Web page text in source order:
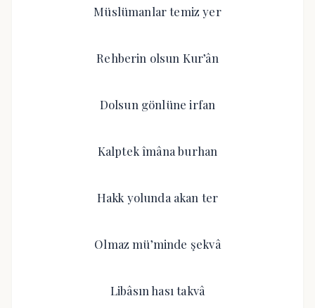
Müslümanlar temiz yer
Rehberin olsun Kur’ân
Dolsun gönlüne irfan
Kalptek îmâna burhan
Hakk yolunda akan ter
Olmaz mü’minde şekvâ
Libâsın hası takvâ